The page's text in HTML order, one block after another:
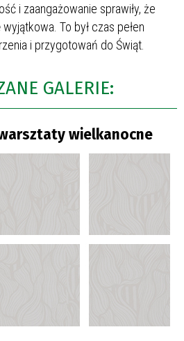
i zaangażowanie sprawiły, że
To był czas pełen
i przygotowań do Świąt.
GALERIE:
wielkanocne